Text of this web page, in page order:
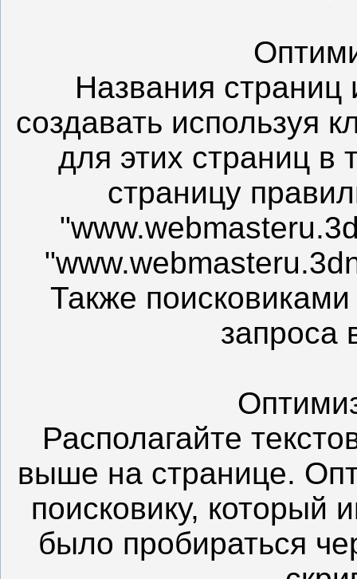
Названия
создавать используя
для этих страниц в
страницу
Также
запроса
Располагайте
выше на странице.
поисковику, который
было пробираться